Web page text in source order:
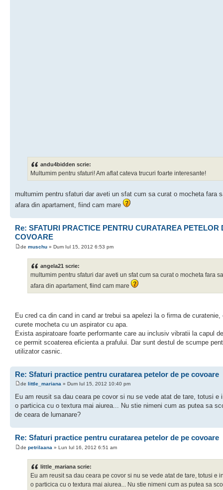
andu4bidden scrie:
Multumim pentru sfaturi! Am aflat cateva trucuri foarte interesante!
multumim pentru sfaturi dar aveti un sfat cum sa curat o mocheta fara
afara din apartament, fiind cam mare
Re: SFATURI PRACTICE PENTRU CURATAREA PETELOR
COVOARE
de muschu » Dum Iul 15, 2012 6:53 pm
angela21 scrie:
multumim pentru sfaturi dar aveti un sfat cum sa curat o mocheta fara
afara din apartament, fiind cam mare
Eu cred ca din cand in cand ar trebui sa apelezi la o firma de curatenie,
curete mocheta cu un aspirator cu apa.
Exista aspiratoare foarte performante care au inclusiv vibratii la capul
ce permit scoaterea eficienta a prafului. Dar sunt destul de scumpe
utilizator casnic.
Re: Sfaturi practice pentru curatarea petelor de pe covoare
de little_mariana » Dum Iul 15, 2012 10:40 pm
Eu am reusit sa dau ceara pe covor si nu se vede atat de tare, totusi e
o particica cu o textura mai aiurea... Nu stie nimeni cum as putea sa
de ceara de lumanare?
Re: Sfaturi practice pentru curatarea petelor de pe covoare
de petrilaana » Lun Iul 16, 2012 6:51 am
little_mariana scrie:
Eu am reusit sa dau ceara pe covor si nu se vede atat de tare, totusi e
o particica cu o textura mai aiurea... Nu stie nimeni cum as putea sa